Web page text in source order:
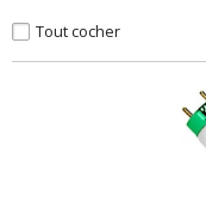
Tout cocher